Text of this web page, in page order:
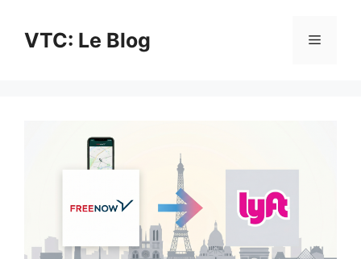
contenuVTC: Le Blog Menu